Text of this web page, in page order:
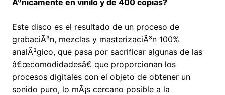
Ãºnicamente en vinilo y de 400 copias?
Este disco es el resultado de un proceso de
grabaciÃ³n, mezclas y masterizaciÃ³n 100%
analÃ³gico, que pasa por sacrificar algunas de las
â€œcomodidadesâ€ que proporcionan los
procesos digitales con el objeto de obtener un
sonido puro, lo mÃ¡s cercano posible a la